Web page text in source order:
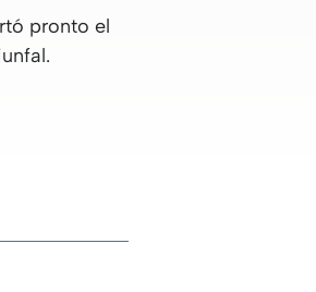
pronto el